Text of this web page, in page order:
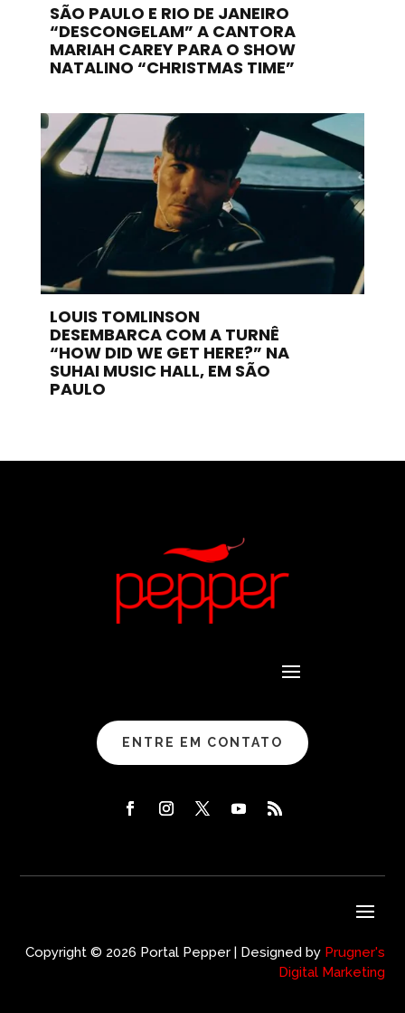
SÃO PAULO E RIO DE JANEIRO
“DESCONGELAM” A CANTORA
MARIAH CAREY PARA O SHOW
NATALINO “CHRISTMAS TIME”
LOUIS TOMLINSON
DESEMBARCA COM A TURNÊ
“HOW DID WE GET HERE?” NA
SUHAI MUSIC HALL, EM SÃO
PAULO
ENTRE EM CONTATO
Copyright © 2026 Portal Pepper | Designed by Prugner's
Digital Marketing